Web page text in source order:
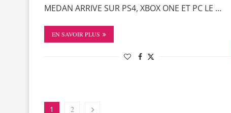
MEDAN ARRIVE SUR PS4, XBOX ONE ET PC LE …
EN SAVOIR PLUS
1 2